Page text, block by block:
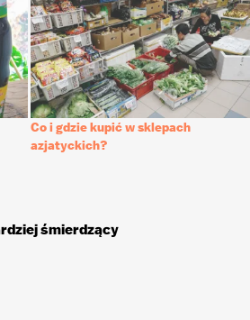
Co i gdzie kupić w sklepach
azjatyckich?
śmierdzący